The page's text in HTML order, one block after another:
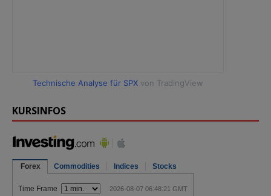
Technische Analyse für SPX von TradingView
KURSINFOS